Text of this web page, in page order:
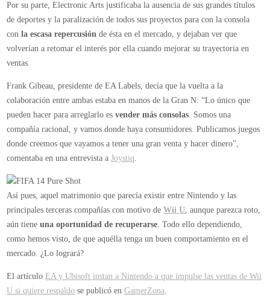
Por su parte, Electronic Arts justificaba la ausencia de sus grandes títulos
de deportes y la paralización de todos sus proyectos para con la consola
conla escasa repercusión de ésta en el mercado, y dejaban ver que
volverían a retomar el interés por ella cuando mejorar su trayectoria en
ventas.
Frank Gibeau, presidente de EA Labels, decía que la vuelta a la
colaboración entre ambas estaba en manos de la Gran N: “Lo único que
pueden hacer para arreglarlo esvender más consolas. Somos una
compañía racional, y vamos donde haya consumidores. Publicamos juegos
donde creemos que vayamos a tener una gran venta y hacer dinero”,
comentaba en una entrevista aJoystiq.
Así pues, aquel matrimonio que parecía existir entre Nintendo y las
principales terceras compañías con motivo deWii U, aunque parezca roto,
aún tieneuna oportunidad de recuperarse. Todo ello dependiendo,
como hemos visto, de que aquélla tenga un buen comportamiento en el
mercado. ¿Lo logrará?
El artículo EA y Ubisoft instan a Nintendo a que impulse las ventas de Wii
U si quiere respaldo se publicó enGamerZona.